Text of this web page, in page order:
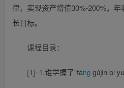
律，实现资产增值30%-200%，
长目标。
课程目录：
[1]–1.谁学握了“fánggǔjin bi